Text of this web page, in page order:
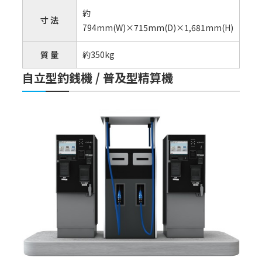
⼨ 法
約
794mm(W)×715mm(D)×1,681mm(H)
質 量 約350kg
⾃⽴型釣銭機 / 普及型精算機